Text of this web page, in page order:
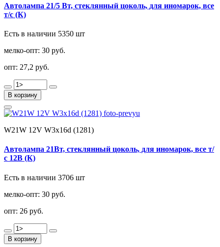
Автолампа 21/5 Вт, стеклянный цоколь, для иномарок, все
т/с (К)
Есть в наличии 5350 шт
мелко-опт: 30 руб.
опт: 27,2 руб.
В корзину
W21W 12V W3x16d (1281)
Автолампа 21Вт, cтеклянный цоколь, для иномарок, все т/
с 12В (К)
Есть в наличии 3706 шт
мелко-опт: 30 руб.
опт: 26 руб.
В корзину